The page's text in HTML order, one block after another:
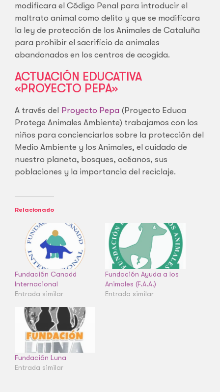
modificara el Código Penal para introducir el
maltrato animal como delito y que se modificara
la ley de protección de los Animales de Cataluña
para prohibir el sacrificio de animales
abandonados en los centros de acogida.
ACTUACIÓN EDUCATIVA
«PROYECTO PEPA»
A través del Proyecto Pepa (Proyecto Educa
Protege Animales Ambiente) trabajamos con los
niños para concienciarlos sobre la protección del
Medio Ambiente y los Animales, el cuidado de
nuestro planeta, bosques, océanos, sus
poblaciones y la importancia del reciclaje.
Relacionado
Fundación Canadd
Internacional
Entrada similar
Fundación Ayuda a los
Animales (F.A.A.)
Entrada similar
Fundación Luna
Entrada similar